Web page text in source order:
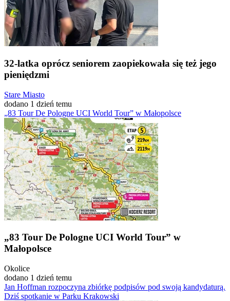
32-latka oprócz seniorem zaopiekowała się też jego
pieniędzmi
Stare Miasto
dodano 1 dzień temu
„83 Tour De Pologne UCI World Tour” w Małopolsce
„83 Tour De Pologne UCI World Tour” w
Małopolsce
Okolice
dodano 1 dzień temu
Jan Hoffman rozpoczyna zbiórkę podpisów pod swoją kandydaturą.
Dziś spotkanie w Parku Krakowski